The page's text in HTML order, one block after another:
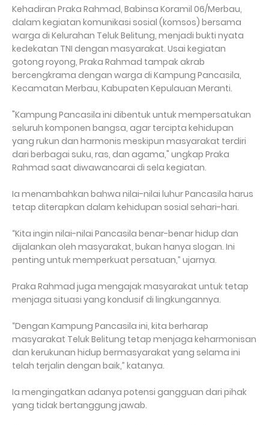
Kehadiran Praka Rahmad, Babinsa Koramil 06/Merbau,
dalam kegiatan komunikasi sosial (komsos) bersama
warga di Kelurahan Teluk Belitung, menjadi bukti nyata
kedekatan TNI dengan masyarakat. Usai kegiatan
gotong royong, Praka Rahmad tampak akrab
bercengkrama dengan warga di Kampung Pancasila,
Kecamatan Merbau, Kabupaten Kepulauan Meranti.
"Kampung Pancasila ini dibentuk untuk mempersatukan
seluruh komponen bangsa, agar tercipta kehidupan
yang rukun dan harmonis meskipun masyarakat terdiri
dari berbagai suku, ras, dan agama," ungkap Praka
Rahmad saat diwawancarai di sela kegiatan.
Ia menambahkan bahwa nilai-nilai luhur Pancasila harus
tetap diterapkan dalam kehidupan sosial sehari-hari.
“Kita ingin nilai-nilai Pancasila benar-benar hidup dan
dijalankan oleh masyarakat, bukan hanya slogan. Ini
penting untuk memperkuat persatuan,” ujarnya.
Praka Rahmad juga mengajak masyarakat untuk tetap
menjaga situasi yang kondusif di lingkungannya.
“Dengan Kampung Pancasila ini, kita berharap
masyarakat Teluk Belitung tetap menjaga keharmonisan
dan kerukunan hidup bermasyarakat yang selama ini
telah terjalin dengan baik,” katanya.
Ia mengingatkan adanya potensi gangguan dari pihak
yang tidak bertanggung jawab.